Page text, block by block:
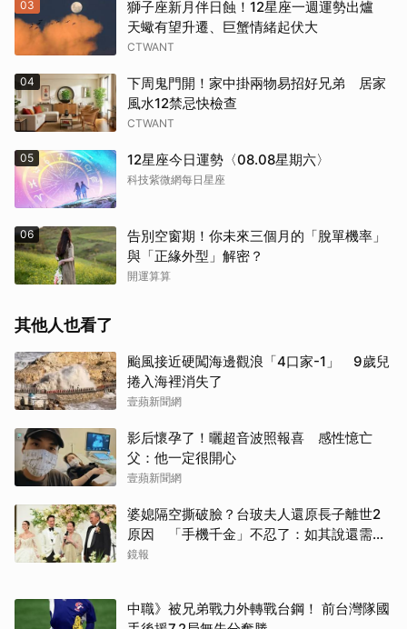
03
獅子座新月伴日蝕！12星座一週運勢出爐
天蠍有望升遷、巨蟹情緒起伏大
CTWANT
04
下周鬼門開！家中掛兩物易招好兄弟 居家
風水12禁忌快檢查
CTWANT
05 12星座今日運勢〈08.08星期六〉
科技紫微網每日星座
06
告別空窗期！你未來三個月的「脫單機率」
與「正緣外型」解密？
開運算算
其他人也看了
颱風接近硬闖海邊觀浪「4口家-1」 9歲兒
捲入海裡消失了
壹蘋新聞網
影后懷孕了！曬超音波照報喜 感性憶亡
父：他一定很開心
壹蘋新聞網
婆媳隔空撕破臉？台玻夫人還原長子離世2
原因 「手機千金」不忍了：如其說還需要
離開嗎？
鏡報
中職》被兄弟戰力外轉戰台鋼！ 前台灣隊國